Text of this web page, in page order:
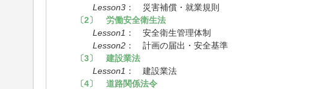
Lesson3 ： 災害補償・就業規則
〔2〕 労働安全衛生法
Lesson1 ： 安全衛生管理体制
Lesson2 ： 計画の届出・安全基準
〔3〕 建設業法
Lesson1 ： 建設業法
〔4〕 道路関係法令